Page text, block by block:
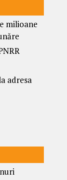
milioane
adresa